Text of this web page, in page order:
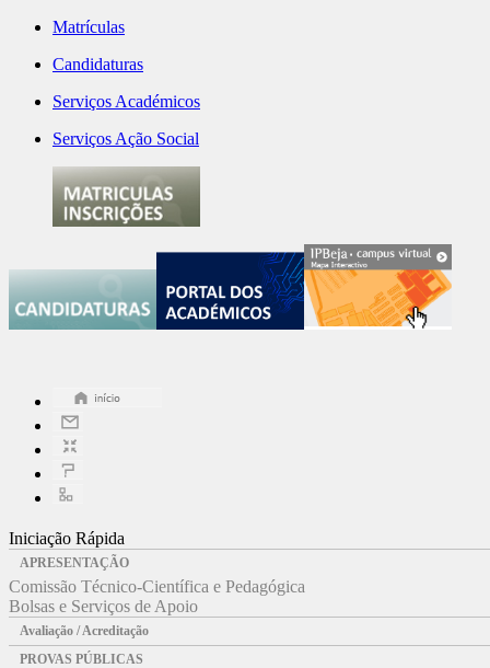
Matrículas
Candidaturas
Serviços Académicos
Serviços Ação Social
Iniciação Rápida
APRESENTAÇÃO
Comissão Técnico-Científica e Pedagógica
Bolsas e Serviços de Apoio
Avaliação / Acreditação
PROVAS PÚBLICAS